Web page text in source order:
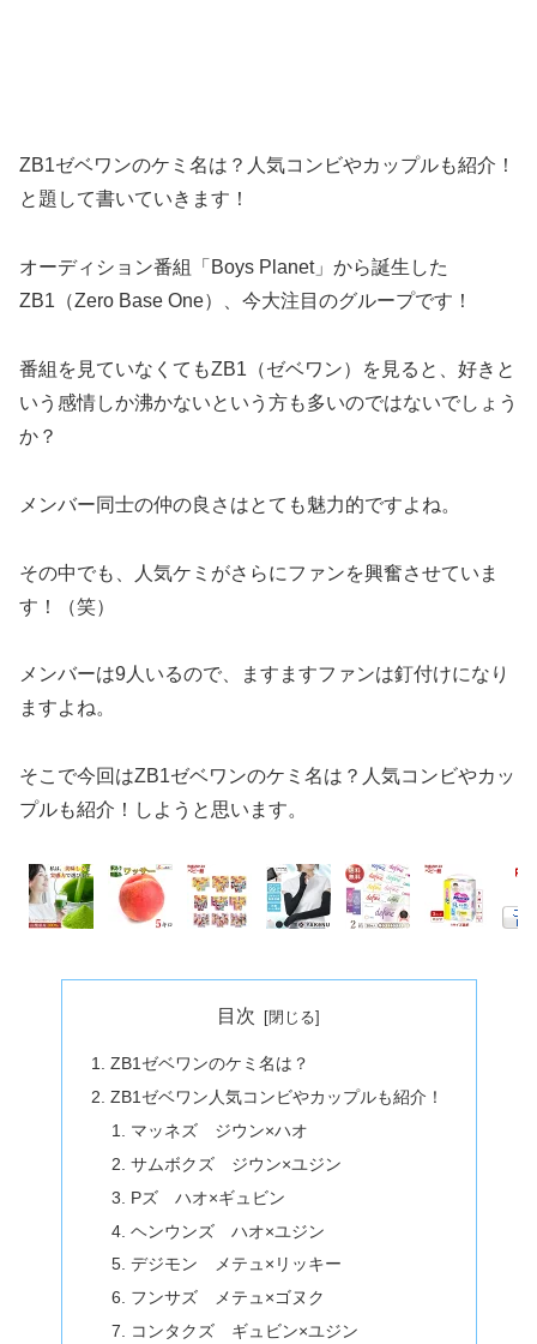
ZB1ゼベワンのケミ名は？人気コンビやカップルも紹介！
と題して書いていきます！
オーディション番組「Boys Planet」から誕生した
ZB1（Zero Base One）、今大注目のグループです！
番組を見ていなくてもZB1（ゼベワン）を見ると、好きと
いう感情しか沸かないという方も多いのではないでしょう
か？
メンバー同士の仲の良さはとても魅力的ですよね。
その中でも、人気ケミがさらにファンを興奮させていま
す！（笑）
メンバーは9人いるので、ますますファンは釘付けになり
ますよね。
そこで今回はZB1ゼベワンのケミ名は？人気コンビやカッ
プルも紹介！しようと思います。
目次
ZB1ゼベワンのケミ名は？
ZB1ゼベワン人気コンビやカップルも紹介！
マッネズ ジウン×ハオ
サムボクズ ジウン×ユジン
Pズ ハオ×ギュビン
ヘンウンズ ハオ×ユジン
デジモン メテュ×リッキー
フンサズ メテュ×ゴヌク
コンタクズ ギュビン×ユジン